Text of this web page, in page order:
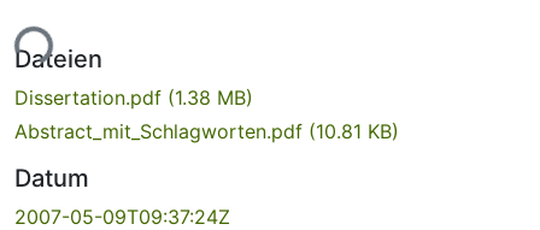
Dateien
Dissertation.pdf (1.38 MB)
Abstract_mit_Schlagworten.pdf (10.81 KB)
Datum
2007-05-09T09:37:24Z